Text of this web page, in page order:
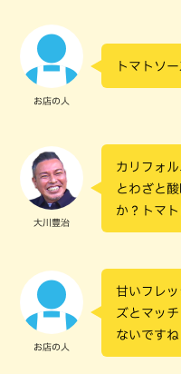
お店の人
トマトソ
大川豊治
カリフォ
とわざと
か？トマト
お店の人
甘いフレ
ズとマッ
ないですね